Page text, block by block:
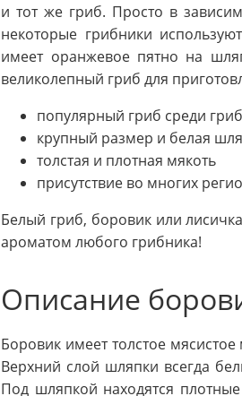
и тот же гриб. Просто в
некоторые грибники
имеет оранжевое пятно на
великолепный гриб для
популярный гриб среди
крупный размер и белая
толстая и плотная мякоть
присутствие во многих
Белый гриб, боровик или
ароматом любого грибника!
Описание
Боровик имеет толстое
Верхний слой шляпки всегда
Под шляпкой находятся